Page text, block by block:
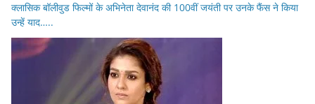
क्लासिक बॉलीवुड फिल्मों के अभिनेता देवानंद की 100वीं जयंती पर उनके फैंस ने किया
उन्हें याद…..